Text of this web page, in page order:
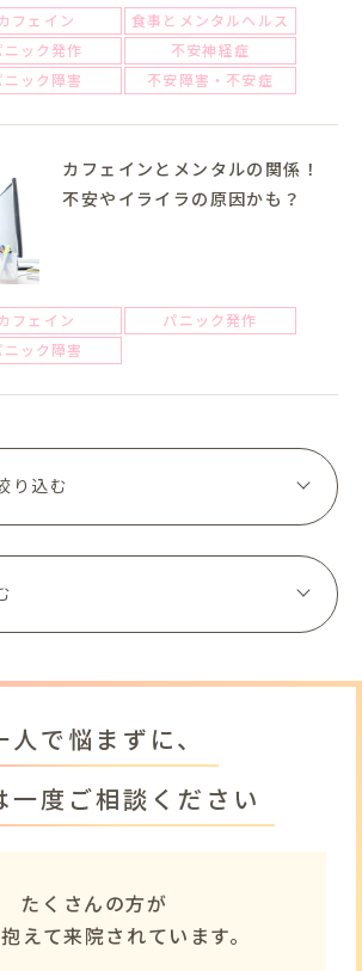
フェイン
食事とメンタルヘルス
ニック発作
不安神経症
ニック障害
不安障害・不安症
カフェインとメンタルの関係！
不安やイライラの原因かも？
フェイン
パニック発作
ニック障害
人で悩まずに、
一度ご相談ください
たくさんの方が
えて来院されています。